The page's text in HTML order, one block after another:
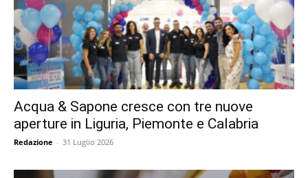
Acqua & Sapone cresce con tre nuove
aperture in Liguria, Piemonte e Calabria
Redazione - 31 Luglio 2026